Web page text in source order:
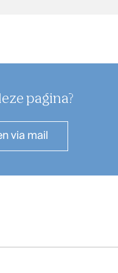
pagina?
via mail